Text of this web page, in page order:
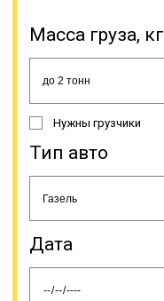
Масса груза, кг
Нужны грузчики
Тип авто
Дата